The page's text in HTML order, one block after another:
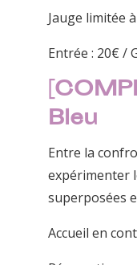
Jauge limitée
Entrée : 20€ /
Bleu
Entre la
expérimenter
superposées
Accueil en